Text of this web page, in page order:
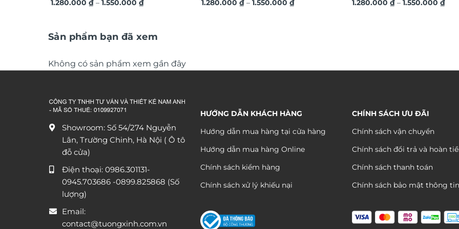
hiện đại TG4543
1.280.000₫ – 1.550.000₫Khoảng
1.550.000 ₫
3D nghệ thuật TG4686
1.280.000₫ – 1.550.000₫Khoảng
TG4684
1.280.000 ₫ – 1.550.000 ₫
Sản phẩm bạn đã xem
Không có sản phẩm xem gần đây
Showroom: Số 54/274 Nguyễn
Lân, Trường Chinh, Hà Nội ( Ô tô
đỗ cửa)
Điện thoại: 0986.301131-
0945.703686 -0899.825868 (Số
lượng)
Email:
contact@tuongxinh.com.vn
HƯỚNG DẪN KHÁCH HÀNG
Hướng dẫn mua hàng tại cửa hàng
Hướng dẫn mua hàng Online
Chính sách kiểm hàng
Chính sách xử lý khiếu nại
CHÍNH SÁCH ƯU ĐÃI
Chính sách vận chuyển
Chính sách đổi trả và hoàn
Chính sách thanh toán
Chính sách bảo mật thông tin